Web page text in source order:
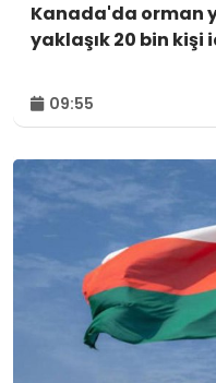
Kanada'da orman
yaklaşık 20 bin
09:55